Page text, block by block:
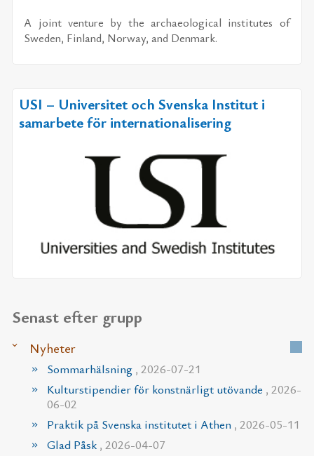
A jo­int ven­tu­re by the ar­chae­o­lo­gi­cal in­sti­tu­tes of
Swe­den, Fin­land, Nor­way, and Den­mark.
USI – Universitet och Svenska Institut i
samarbete för internationalisering
Senast efter grupp
Nyheter
Sommarhälsning , 2026-07-21
Kulturstipendier för konstnärligt utövande , 2026-
06-02
Praktik på Svenska institutet i Athen , 2026-05-11
Glad Påsk , 2026-04-07